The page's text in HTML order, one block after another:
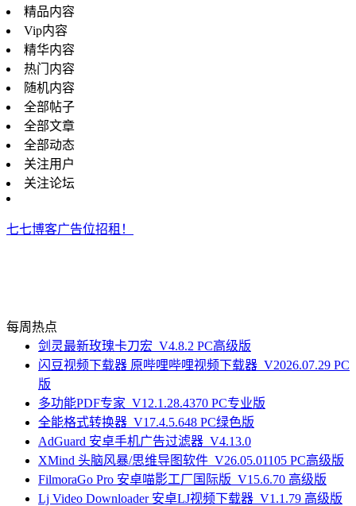
精品内容
Vip内容
精华内容
热门内容
随机内容
全部帖子
全部文章
全部动态
关注用户
关注论坛
七七博客广告位招租！
每周热点
剑灵最新玫瑰卡刀宏_V4.8.2 PC高级版
闪豆视频下载器 原哔哩哔哩视频下载器_V2026.07.29 PC
版
多功能PDF专家_V12.1.28.4370 PC专业版
全能格式转换器_V17.4.5.648 PC绿色版
AdGuard 安卓手机广告过滤器_V4.13.0
XMind 头脑风暴/思维导图软件_V26.05.01105 PC高级版
FilmoraGo Pro 安卓喵影工厂国际版_V15.6.70 高级版
Lj Video Downloader 安卓LJ视频下载器_V1.1.79 高级版